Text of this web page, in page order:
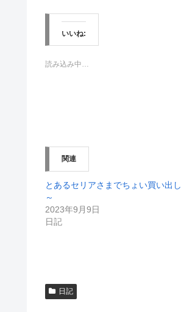
て
T
w
t
e
ィ
ド
開
き
す
)
o
o
k
共
す
く
新
し
ウ
ィ
いいね:
読み込み中…
関連
とあるセリアさまでちょい買い出し
～
2023年9月9日
日記
日記